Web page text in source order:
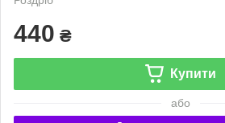
440 ₴
Купити
або